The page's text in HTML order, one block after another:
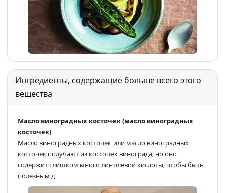
Ингредиенты, содержащие больше всего этого
вещества
Масло виноградных косточек (масло виноградных
косточек)
Масло виноградных косточек или масло виноградных
косточек получают из косточек винограда, но оно
содержит слишком много линолевой кислоты, чтобы быть
полезным д